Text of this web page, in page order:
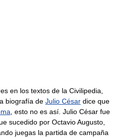
en los textos de la Civilipedia,
biografía de Julio César dice que
, esto no es así. Julio César fue
sucedido por Octavio Augusto,
juegas la partida de campaña